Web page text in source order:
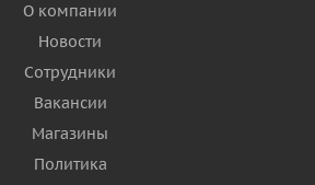
О компании
Новости
Сотрудники
Вакансии
Магазины
Политика